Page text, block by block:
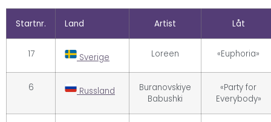
Startnr. Land Artist Låt
17 Sverige Loreen «Euphoria»
6 Russland
Buranovskiye
Babushki
«Party for
Everybody»